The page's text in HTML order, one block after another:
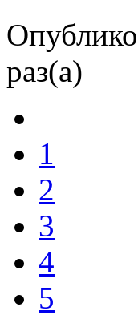
раз(а)
1
2
3
4
5